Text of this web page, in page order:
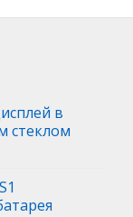
в
стеклом